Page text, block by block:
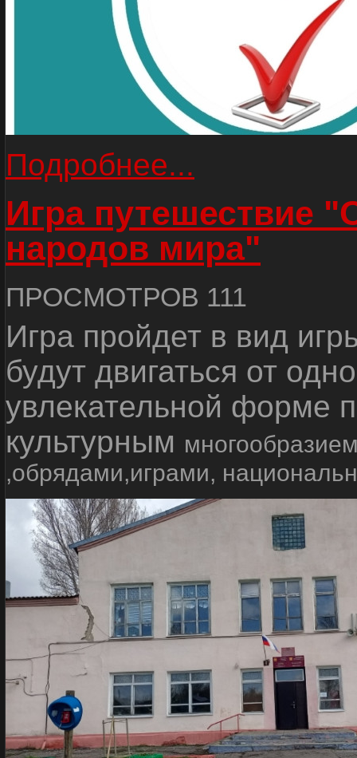
Подробнее...
Игра путешествие
народов мира"
ПРОСМОТРОВ 111
Игра пройдет в вид
будут двигаться от
увлекательной форме
культурным
,обрядами,играми,